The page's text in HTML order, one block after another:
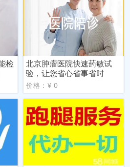
检
北京肿瘤医院快速药敏试
验，让您省心省事省时
价格：¥ 0